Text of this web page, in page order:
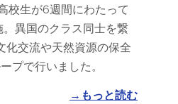
校生が6週間にわたって
異国のクラス同士を繋
化交流や天然資源の保全
プで行いました。
→もっと読む